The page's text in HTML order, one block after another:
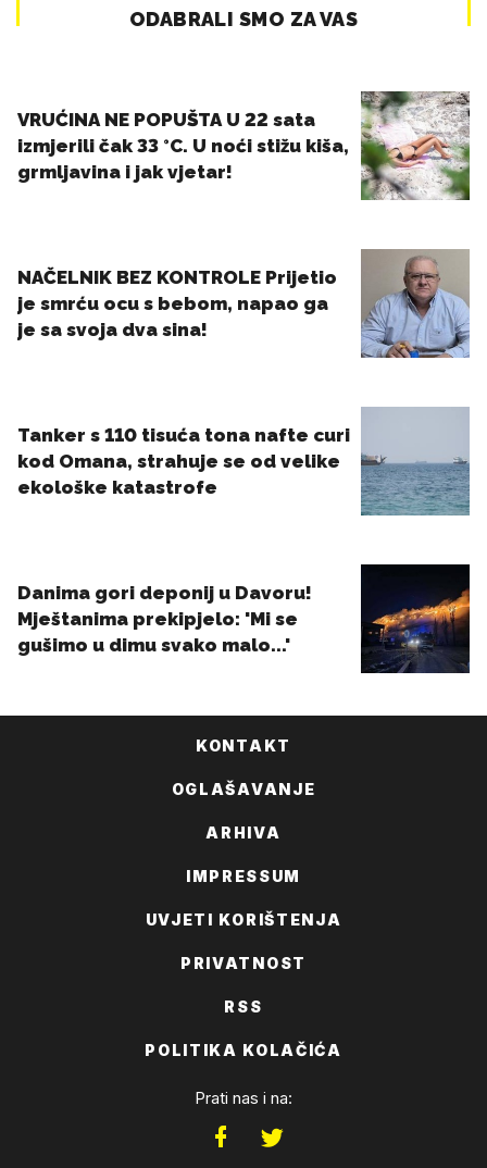
KONTAKT
OGLAŠAVANJE
ARHIVA
IMPRESSUM
UVJETI KORIŠTENJA
PRIVATNOST
RSS
POLITIKA KOLAČIĆA
Prati nas i na: